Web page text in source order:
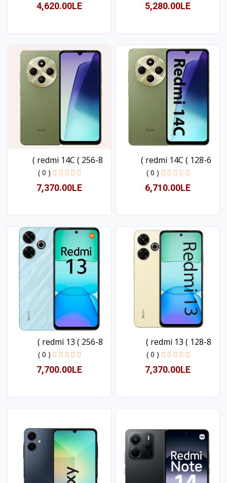
5,280.00LE
4,620.00LE
redmi 14C ( 128-6 )
( 0 )
6,710.00LE
redmi 14C ( 256-8 )
( 0 )
7,370.00LE
عرض
redmi 13 ( 128-8 )
( 0 )
7,370.00LE
redmi 13 ( 256-8 )
( 0 )
7,700.00LE